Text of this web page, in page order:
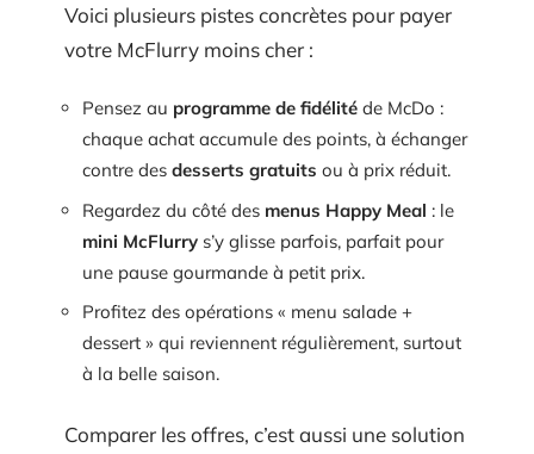
Voici plusieurs pistes concrètes pour payer
votre McFlurry moins cher :
Pensez au programme de fidélité de McDo :
chaque achat accumule des points, à échanger
contre des desserts gratuits ou à prix réduit.
Regardez du côté des menus Happy Meal : le
mini McFlurry s’y glisse parfois, parfait pour
une pause gourmande à petit prix.
Profitez des opérations « menu salade +
dessert » qui reviennent régulièrement, surtout
à la belle saison.
Comparer les offres, c’est aussi une solution